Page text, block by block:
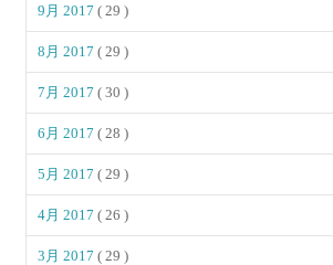
9月 2017( 29 )
8月 2017( 29 )
7月 2017( 30 )
6月 2017( 28 )
5月 2017( 29 )
4月 2017( 26 )
3月 2017( 29 )